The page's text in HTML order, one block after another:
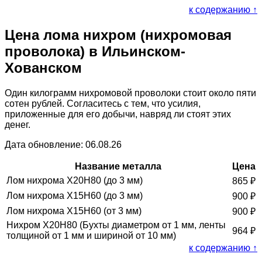
к содержанию ↑
Цена лома нихром (нихромовая
проволока) в Ильинском-
Хованском
Один килограмм нихромовой проволоки стоит около пяти
сотен рублей. Согласитесь с тем, что усилия,
приложенные для его добычи, навряд ли стоят этих
денег.
Дата обновление: 06.08.26
Название металла
Цена
Лом нихрома Х20Н80 (до 3 мм)
865 ₽
Лом нихрома Х15Н60 (до 3 мм)
900 ₽
Лом нихрома Х15Н60 (от 3 мм)
900 ₽
Нихром Х20Н80 (Бухты диаметром от 1 мм, ленты
толщиной от 1 мм и шириной от 10 мм)
964 ₽
к содержанию ↑